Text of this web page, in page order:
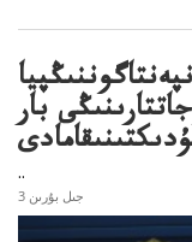
بار
..
3 جىل بۇرىن